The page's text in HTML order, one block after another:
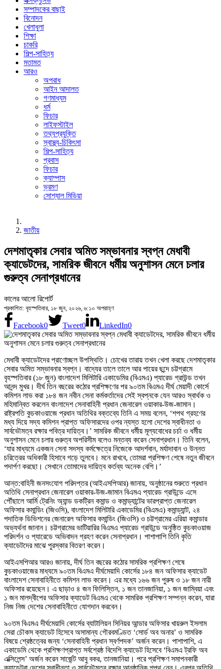
সম্পাদকের বাছাই
বিনোদন
খেলাধুলা
শিক্ষা
চাকরি
শিল্প-সাহিত্য
মতামত
আরও
অপরাধ
আইন আদালত
গণমাধ্যম
ধর্ম
ফিচার
লাইফস্টাইল
তথ্যপ্রযুক্তি
স্বাস্থ্য-চিকিৎসা
শিল্প-সাহিত্য
প্রবাস
ফিচার
ক্যাম্পাস
ভ্রমণ
সোশ্যাল মিডিয়া
জাতীয়
দেশমাতৃকার সেবার অমিত সম্ভাবনার স্বপ্ন মেধাবী
ক্যাডেটদের, সামরিক জীবনে ধর্মীয় অনুশাসন মেনে চলার
গুরুত্ব সেনাপ্রধানের
কালের আলো রিপোর্ট
প্রকাশিত: বৃহস্পতিবার, ১৮ জুন, ২০২৬, ৬:১০ অপরাহ্ণ
Facebook0 Tweet0 LinkedIn0
মেধাবী ক্যাডেটদের প্রাণোচ্ছল উপস্থিতি। চোখের তারায় তখন খেলা করছে দেশমাতৃকার
সেবার অমিত সম্ভাবনার স্বপ্ন। বাদ্যের তালে তালে আর পায়ের ছন্দে চট্টগ্রামে
বৃহস্পতিবার (১৮ জুন) বাংলাদেশ মিলিটারি একাডেমির (বিএমএ) প্যারেড গ্রাউন্ড তখন
আনন্দ মুখর। দীর্ঘ তিন বছরের কঠোর প্রশিক্ষণের পর ৯০তম বিএমএ দীর্ঘ মেয়াদী কোর্সে
কমিশন লাভ করা ১৮৪ জন নবীন সেনা কর্মকর্তাদের সেই স্বপ্নকে যেন আরও স্বার্থক ও
মহিমান্বিত করলেন বাংলাদেশ সেনাবাহিনী প্রধান জেনারেল ওয়াকার-উজ-জামান।
রাষ্ট্রপতি কুচকাওয়াজে প্রধান অতিথির বক্তব্যে তিনি এ সময় বলেন, ‘শপথ গ্রহণের
মধ্য দিয়ে সদ্য কমিশন প্রাপ্ত অফিসারদের ওপর ন্যস্ত হলো দেশের স্বাধীনতা ও
সার্বভৌমত্ব রক্ষার পবিত্র দায়িত্ব।’ সামরিক জীবনে ধর্মীয় মূল্যবোধের চর্চা ও ধর্মীয়
অনুশাসন মেনে চলার গুরুত্ব অপরিসীম বলেও মন্তব্য করেন সেনাপ্রধান। তিনি বলেন,
‘যার মাধ্যমে একজন সেনা সদস্য কর্মক্ষেত্রে নিজেকে আদর্শবান, মর্যাদাবান ও উন্নত
চরিত্রের অধিকারী হিসাবে গড়ে তুলবে। মনে রাখবে, তোমরা প্রশিক্ষণ শেষে নতুন জীবনে
পদার্পণ করছো। সেখানে তোমাদের দায়িত্ব কর্তব্য অনেক বেশি।’
আন্ত:বাহিনী জনসংযোগ পরিদপ্তর (আইএসপিআর) জানায়, অনুষ্ঠানের শুরুতে প্রধান
অতিথি সেনাপ্রধান জেনারেল ওয়াকার-উজ-জামান বিএমএ প্যারেড গ্রাউন্ডে এসে
পৌঁছালে আর্মি ট্রেনিং অ্যান্ড ডকট্রিন কমান্ড ও কমান্ড্যান্টের ভারপ্রাপ্ত জেনারেল
অফিসার কমান্ডিং (জিওসি), বাংলাদেশ মিলিটারি একাডেমির (বিএমএ) কমান্ড্যান্ট, ২৪
পদাতিক ডিভিশনের জেনারেল অফিসার কমান্ডিং (জিওসি) ও চট্টগ্রামের এরিয়া কমান্ডার
অভ্যর্থনা জানান। চট্টগ্রামের ভাটিয়ারির বিএমএ প্যারেড গ্রাউন্ডে অনুষ্ঠিত কুচকাওয়াজ
পরিদর্শন ও প্যারেডে অভিবাদন গ্রহণ করেন সেনাপ্রধান। পাশাপাশি তিনি কৃতি
ক্যাডেটদের মাঝে পুরস্কার বিতরণ করেন।
আইএসপিআর আরও জানায়, দীর্ঘ তিন বছরের কঠোর সামরিক প্রশিক্ষণ শেষে
কুচকাওয়াজের মাধ্যমে ৯০তম বিএমএ দীর্ঘমেয়াদি কোর্সের ১৮৪ জন অফিসার ক্যাডেট
বাংলাদেশ সেনাবাহিনীতে কমিশন লাভ করেন। এর মধ্যে ১৬৬ জন পুরুষ ও ১৮ জন নারী
অফিসার রয়েছেন। এ ছাড়াও ৪ জন ফিলিস্তিন, ১ জন তানজানিয়া, ১ জন জাম্বিয়া এবং
১ জন মালদ্বীপের অফিসার ক্যাডেট বিএমএ থেকে সামরিক প্রশিক্ষণ সম্পন্ন করেন, যারা
নিজ নিজ দেশের সেনাবাহিনীতে যোগদান করবেন।
৯০তম বিএমএ দীর্ঘমেয়াদি কোর্সের ব্যাটালিয়ন সিনিয়র আন্ডার অফিসার খায়রুল ইসলাম
সেরা চৌকস ক্যাডেট হিসেবে অসামান্য গৌরবমণ্ডিত ‘সোর্ড অব অনার’ ও সামরিক
বিষয়ে শ্রেষ্ঠত্বের জন্য ‘সেনাবাহিনী প্রধান স্বর্ণপদক’ অর্জন করেন। পাশাপাশি, এ
একাডেমি থেকে প্রশিক্ষণপ্রাপ্ত সর্বশ্রেষ্ঠ বিদেশি ক্যাডেট হিসেবে ‘বিএমএ ট্রফি অব
এক্সিলেন্স’ অর্জন করেন সার্জেন্ট আবু বকর, তানজানিয়া। পরে প্রশিক্ষণ সমাপনকারী